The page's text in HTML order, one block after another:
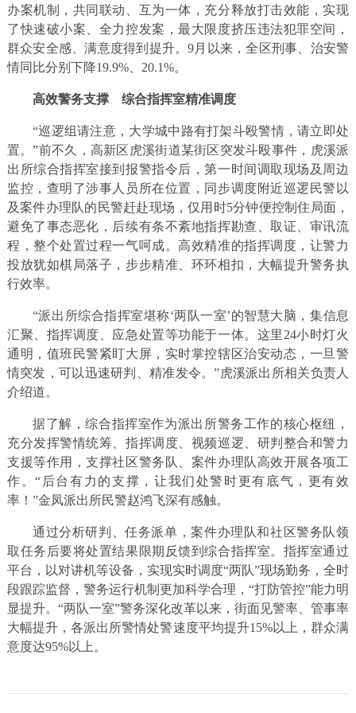
办案机制，共同联动、互为一体，充分释放打击效能，实现
了快速破小案、全力控发案，最大限度挤压违法犯罪空间，
群众安全感、满意度得到提升。9月以来，全区刑事、治安警
情同比分别下降19.9%、20.1%。
高效警务支撑 综合指挥室精准调度
“巡逻组请注意，大学城中路有打架斗殴警情，请立即处
置。”前不久，高新区虎溪街道某街区突发斗殴事件，虎溪派
出所综合指挥室接到报警指令后，第一时间调取现场及周边
监控，查明了涉事人员所在位置，同步调度附近巡逻民警以
及案件办理队的民警赶赴现场，仅用时5分钟便控制住局面，
避免了事态恶化，后续有条不紊地指挥勘查、取证、审讯流
程，整个处置过程一气呵成。高效精准的指挥调度，让警力
投放犹如棋局落子，步步精准、环环相扣，大幅提升警务执
行效率。
“派出所综合指挥室堪称‘两队一室’的智慧大脑，集信息
汇聚、指挥调度、应急处置等功能于一体。这里24小时灯火
通明，值班民警紧盯大屏，实时掌控辖区治安动态，一旦警
情突发，可以迅速研判、精准发令。”虎溪派出所相关负责人
介绍道。
据了解，综合指挥室作为派出所警务工作的核心枢纽，
充分发挥警情统筹、指挥调度、视频巡逻、研判整合和警力
支援等作用，支撑社区警务队、案件办理队高效开展各项工
作。“后台有力的支撑，让我们处警时更有底气，更有效
率！”金凤派出所民警赵鸿飞深有感触。
通过分析研判、任务派单，案件办理队和社区警务队领
取任务后要将处置结果限期反馈到综合指挥室。指挥室通过
平台，以对讲机等设备，实现实时调度“两队”现场勤务，全时
段跟踪监督，警务运行机制更加科学合理，“打防管控”能力明
显提升。“两队一室”警务深化改革以来，街面见警率、管事率
大幅提升，各派出所警情处警速度平均提升15%以上，群众满
意度达95%以上。